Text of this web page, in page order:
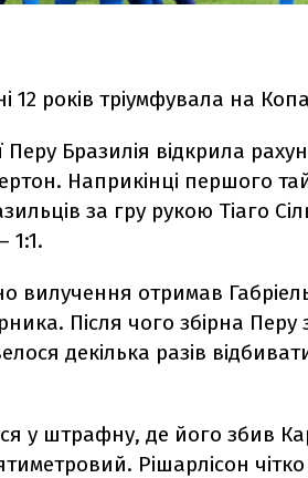
12 років тріумфувала на
Бразилія відкрила
Наприкінці першого
за гру рукою Тіаго
1:1.
вилучення отримав
Після чого збірна Перу
декілька разів
у штрафну, де його збив
Рішарлісон